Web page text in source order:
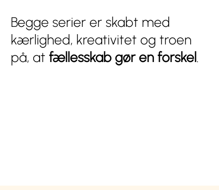
Begge serier er skabt med
kærlighed, kreativitet og troen
på, atfællesskab gør en forskel.